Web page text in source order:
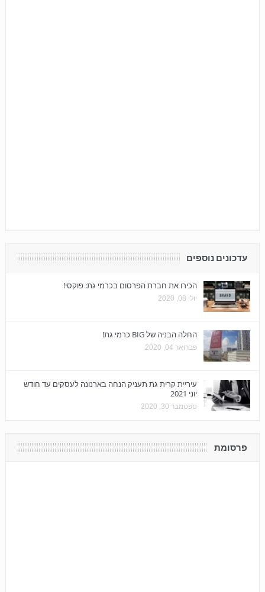
עדכונים נוספים
הכירו את חברת הפרסום בכרמי גת: פוקסי!
יולי 08, 2020
החלה הבניה של BIG כרמי גת!
פברואר 04, 2020
עיריית קרית גת תעניק הנחה בארנונה לעסקים עד חודש
יוני 2021
ספטמבר 30, 2020
פרסומת